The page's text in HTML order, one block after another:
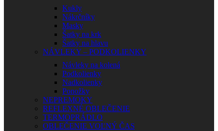
Kukly
Nákrčníky
Masky
Šatky na krk
Šatky na hlavu
NÁVLEKY – PODKOLIENKY
Návleky na kolená
Podkolienky
Nadkolienky
Ponožky
NEPREMOKY
REFLEXNÉ OBLEČENIE
TERMOPRÁDLO
OBLEČENIE VOĽNÝ ČAS